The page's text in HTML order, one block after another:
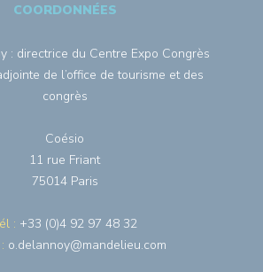
COORDONNÉES
: directrice du Centre Expo Congrès
de l’office de tourisme et des
congrès
Coésio
11 rue Friant
75014 Paris
: +33 (0)4 92 97 48 32
o.delannoy@mandelieu.com